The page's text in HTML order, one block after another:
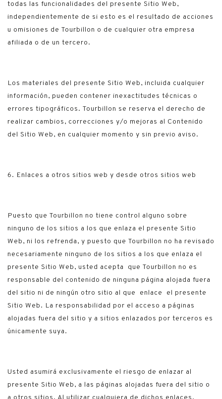
todas las funcionalidades del presente Sitio Web,
independientemente de si esto es el resultado de acciones
u omisiones de Tourbillon o de cualquier otra empresa
afiliada o de un tercero.
Los materiales del presente Sitio Web, incluida cualquier
información, pueden contener inexactitudes técnicas o
errores tipográficos. Tourbillon se reserva el derecho de
realizar cambios, correcciones y/o mejoras al Contenido
del Sitio Web, en cualquier momento y sin previo aviso.
6. Enlaces a otros sitios web y desde otros sitios web
Puesto que Tourbillon no tiene control alguno sobre
ninguno de los sitios a los que enlaza el presente Sitio
Web, ni los refrenda, y puesto que Tourbillon no ha revisado
necesariamente ninguno de los sitios a los que enlaza el
presente Sitio Web, usted acepta que Tourbillon no es
responsable del contenido de ninguna página alojada fuera
del sitio ni de ningún otro sitio al que enlace el presente
Sitio Web. La responsabilidad por el acceso a páginas
alojadas fuera del sitio y a sitios enlazados por terceros es
únicamente suya.
Usted asumirá exclusivamente el riesgo de enlazar al
presente Sitio Web, a las páginas alojadas fuera del sitio o